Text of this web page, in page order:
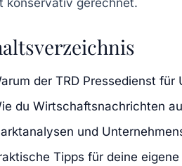
konservativ gerechnet.
der TRD Pressedienst
du Wirtschaftsnachrichten
und
Tipps für deine